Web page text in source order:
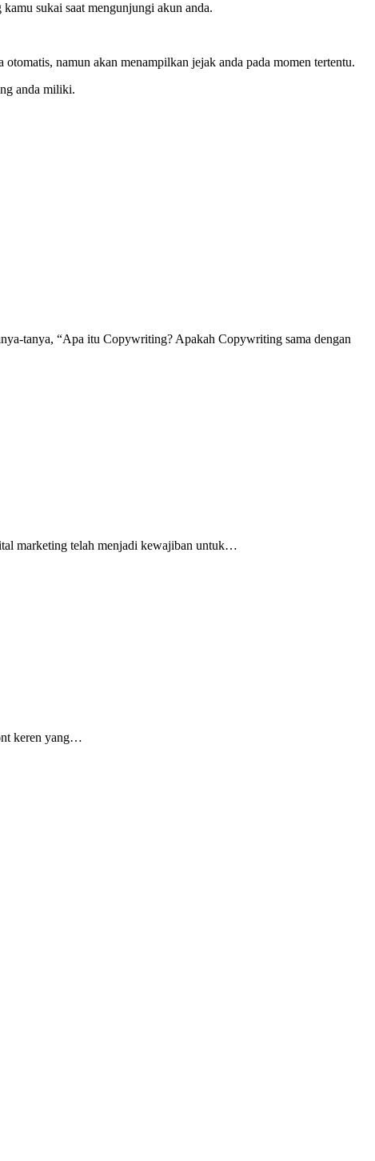
sukai saat mengunjungi akun anda.
namun akan menampilkan jejak anda pada momen tertentu.
anda miliki.
tanya, “Apa itu Copywriting? Apakah Copywriting sama dengan
marketing telah menjadi kewajiban untuk…
keren yang…